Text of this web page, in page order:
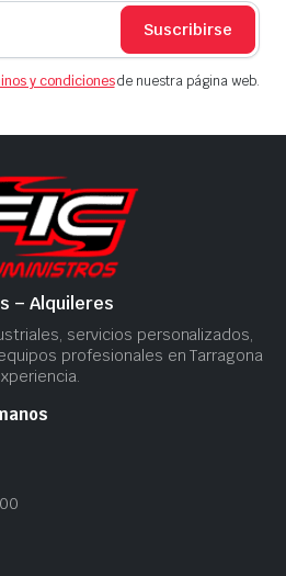
Suscribirse
y condicionesde nuestra página web.
– Alquileres
servicios personalizados,
profesionales en Tarragona